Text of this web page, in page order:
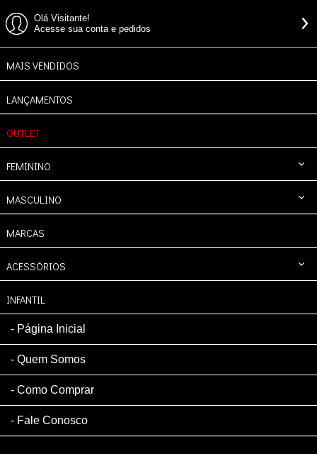
Olá Visitante!
Acesse sua conta e pedidos
MAIS VENDIDOS
LANÇAMENTOS
OUTLET
FEMININO
MASCULINO
MARCAS
ACESSÓRIOS
INFANTIL
Página Inicial
Quem Somos
Como Comprar
Fale Conosco